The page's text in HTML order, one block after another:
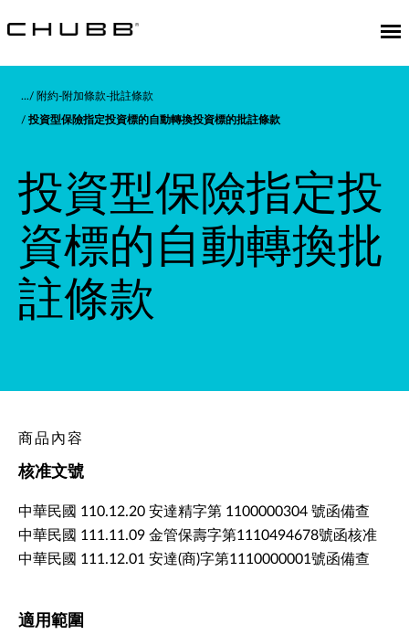
附約-附加條款-批註條款
投資型保險指定投資標的自動轉換投資標的批註條款
投資型保險指定投
資標的自動轉換批
註條款
商品內容
核准文號
中華民國 110.12.20 安達精字第 1100000304 號函備查
中華民國 111.11.09 金管保壽字第1110494678號函核准
中華民國 111.12.01 安達(商)字第1110000001號函備查
適用範圍